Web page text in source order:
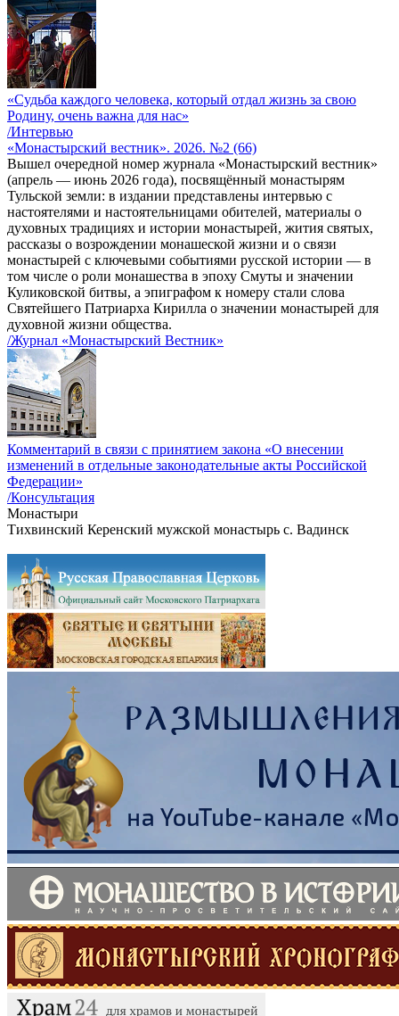
«Судьба каждого человека, который отдал жизнь за свою
Родину, очень важна для нас»
/Интервью
«Монастырский вестник». 2026. №2 (66)
Вышел очередной номер журнала «Монастырский вестник»
(апрель — июнь 2026 года), посвящённый монастырям
Тульской земли: в издании представлены интервью с
настоятелями и настоятельницами обителей, материалы о
духовных традициях и истории монастырей, жития святых,
рассказы о возрождении монашеской жизни и о связи
монастырей с ключевыми событиями русской истории — в
том числе о роли монашества в эпоху Смуты и значении
Куликовской битвы, а эпиграфом к номеру стали слова
Святейшего Патриарха Кирилла о значении монастырей для
духовной жизни общества.
/Журнал «Монастырский Вестник»
Комментарий в связи с принятием закона «О внесении
изменений в отдельные законодательные акты Российской
Федерации»
/Консультация
Монастыри
Тихвинский Керенский мужской монастырь с. Вадинск